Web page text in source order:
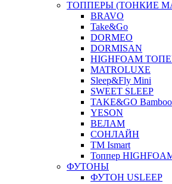
ТОППЕРЫ (ТОНКИЕ
BRAVO
Take&Go
DORMEO
DORMISAN
HIGHFOAM
MATROLUXE
Sleep&Fly Mini
SWEET SLEEP
TAKE&GO Bamboo
YESON
ВЕЛАМ
СОНЛАЙН
ТМ Ismart
Топпер
ФУТОНЫ
ФУТОН USLEEP